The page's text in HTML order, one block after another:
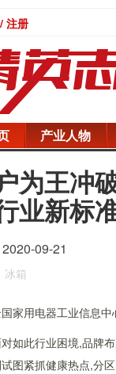
注册
产业人物
为王冲
业新标
2020-09-21
冰箱
家用电器工业信息
如此行业困境,品牌
图紧抓健康热点,分